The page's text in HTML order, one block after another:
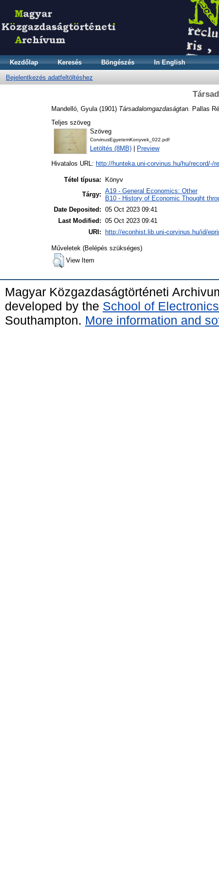
Kezdőlap Keresés Böngészés In English
Bejelentkezés adatfeltöltéshez
Mandelló, Gyula(1901) Társadalomgazdaságtan. Pallas
Teljes szöveg
Szöveg
CorvinusEgyetemKonyvek_022.pdf
Letöltés (8MB) Preview
Hivatalos URL: http://hunteka.uni-corvinus.hu/hu/record/-/
Tétel típusa:
Könyv
Tárgy: A19 - General Economics: Other
B10 - History of Economic Thought
Date Deposited: 05 Oct 2023 09:41
Last Modified: 05 Oct 2023 09:41
URI:
http://econhist.lib.uni-corvinus.hu/id/
Műveletek (Belépés szükséges)
View Item
Magyar Közgazdaságtörténeti
developed by the School of
Southampton. More information and